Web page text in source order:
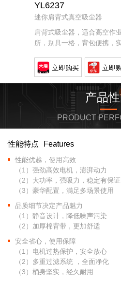
YL6237
迷你肩背式真空吸尘器
肩背式吸尘器，适合高空作
所，别具一格，背包便携，
立即购买 立即
产品
PRODUCT
性能特点 Features
性能优越，使用高效
（1）强劲高效电机，澎湃动力
（2）大功率，强吸力，稳定有保证
（3）豪华配置，满足多场景使用
品质细节决定产品魅力
（1）静音设计，降低噪声污染
（2）加厚棉背带，更加舒适
安全省心，使用保障
（1）电机过热保护，安全放心
（2）多重过滤系统 ，全面净化
（3）桶身坚实，经久耐用